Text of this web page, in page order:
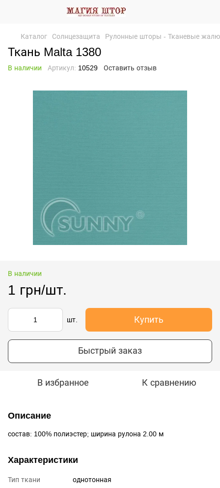
Каталог Солнцезащита Рулонные шторы - Тканевые
Ткань Malta 1380
В наличии Артикул: 10529 Оставить отзыв
В наличии
1 грн/шт.
шт. Купить
Быстрый заказ
В избранное К сравнению
Описание
состав: 100% полиэстер; ширина рулона 2.00 м
Характеристики
Тип ткани
однотонная